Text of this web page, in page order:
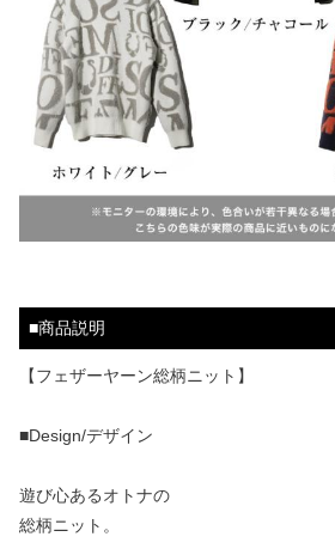
■商品説明
【フェザーヤーン総柄ニット】
■Design/デザイン
遊び心あるオトナの
総柄ニット。